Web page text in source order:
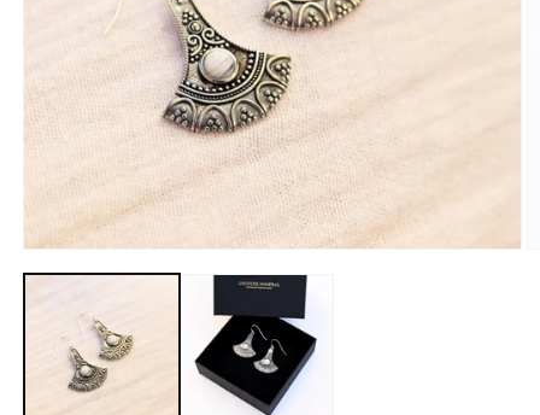
le
fenêtre
modale